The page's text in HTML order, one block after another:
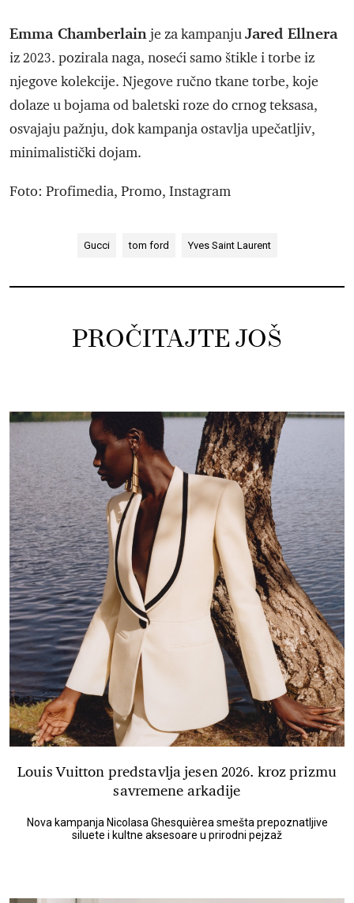
Emma Chamberlain je za kampanjuJared Ellnera
iz 2023. pozirala naga, noseći samo štikle i torbe iz
njegove kolekcije. Njegove ručno tkane torbe, koje
dolaze u bojama od baletski roze do crnog teksasa,
osvajaju pažnju, dok kampanja ostavlja upečatljiv,
minimalistički dojam.
Foto: Profimedia, Promo, Instagram
Gucci tom ford Yves Saint Laurent
PROČITAJTE JOŠ
Louis Vuitton predstavlja jesen 2026. kroz prizmu
savremene arkadije
Nova kampanja Nicolasa Ghesquièrea smešta prepoznatljive
siluete i kultne aksesoare u prirodni pejzaž